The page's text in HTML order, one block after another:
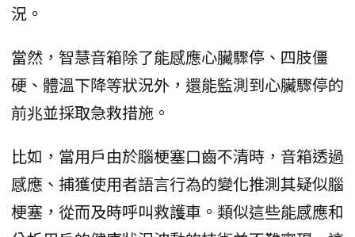
況。
當然，智慧音箱除了能感應心臟驟停、四肢僵
硬、體溫下降等狀況外，還能監測到心臟驟停的
前兆並採取急救措施。
比如，當用戶由於腦梗塞口齒不清時，音箱透過
感應、捕獲使用者語言行為的變化推測其疑似腦
梗塞，從而及時呼叫救護車。類似這些能感應和